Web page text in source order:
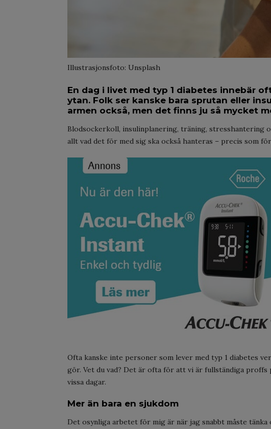
Illustrasjonsfoto: Unsplash
En dag i livet med typ 1 diabetes innebär
ytan. Folk ser kanske bara sprutan eller
armen också, men det finns ju så mycket
Blodsockerkoll, insulinplanering, träning, stresshantering
allt vad det för med sig ska också hanteras – precis som
Ofta kanske inte personer som lever med typ 1 diabetes
gör. Vet du vad? Det är ofta för att vi är fullständiga
vissa dagar.
Mer än bara en sjukdom
Det osynliga arbetet för mig är när jag snabbt måste